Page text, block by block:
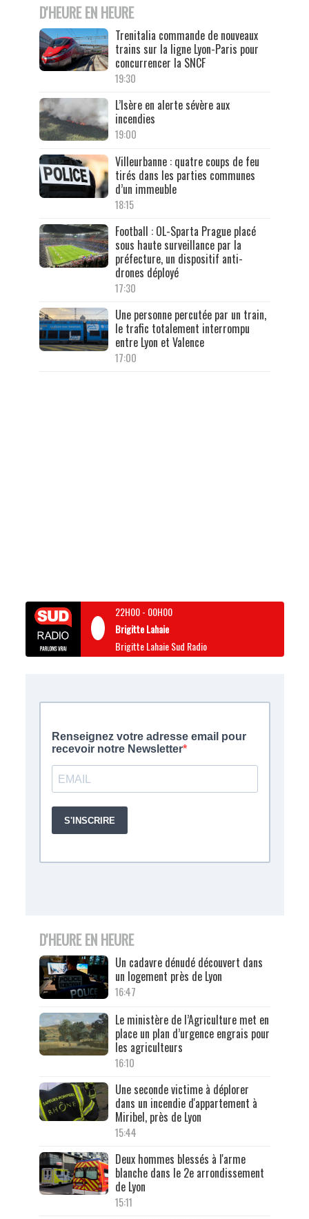
D'HEURE EN HEURE
Trenitalia commande de nouveaux
trains sur la ligne Lyon-Paris pour
concurrencer la SNCF
19:30
L’Isère en alerte sévère aux
incendies
19:00
Villeurbanne : quatre coups de feu
tirés dans les parties communes
d’un immeuble
18:15
Football : OL-Sparta Prague placé
sous haute surveillance par la
préfecture, un dispositif anti-
drones déployé
17:30
Une personne percutée par un train,
le trafic totalement interrompu
entre Lyon et Valence
17:00
22H00- 00H00
Brigitte Lahaie
Brigitte Lahaie Sud Radio
D'HEURE EN HEURE
Un cadavre dénudé découvert dans
un logement près de Lyon
16:47
Le ministère de l’Agriculture met en
place un plan d’urgence engrais pour
les agriculteurs
16:10
Une seconde victime à déplorer
dans un incendie d'appartement à
Miribel, près de Lyon
15:44
Deux hommes blessés à l'arme
blanche dans le 2e arrondissement
de Lyon
15:11